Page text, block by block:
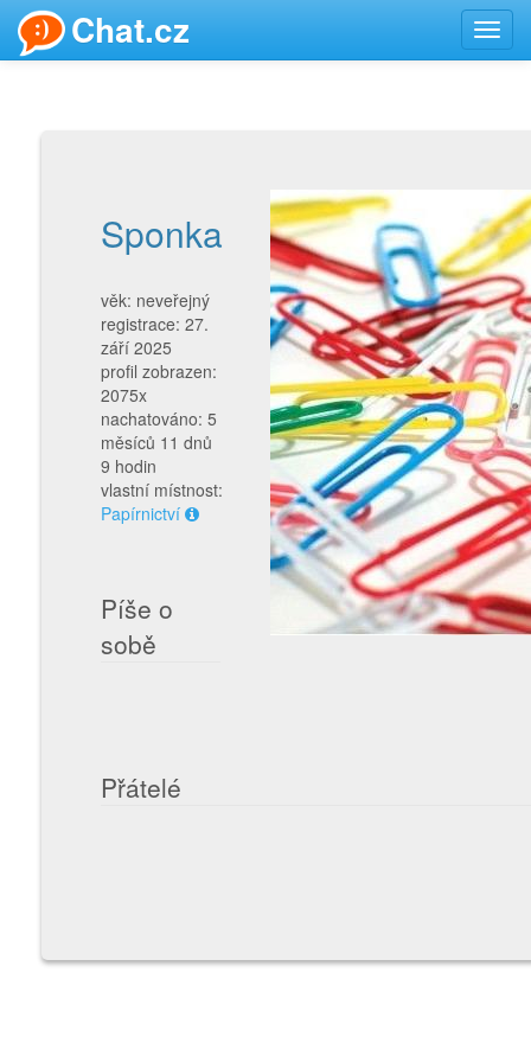
Chat.cz
Sponka
věk: neveřejný
registrace: 27.
září 2025
profil zobrazen:
2075x
nachatováno: 5
měsíců 11 dnů
9 hodin
vlastní místnost:
Papírnictví
Píše o
sobě
Přátelé